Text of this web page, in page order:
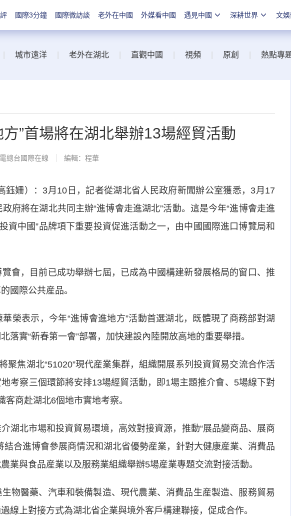
國際3分鐘 國際微訪談 老外在中國 外媒看中國 遇見中國 深耕世界 文
城市遠洋 老外在湖北 直觀中國 視頻 原創 熱點專
”首場將在湖北舉辦13場經貿活動
總台國際在線 編輯：程華
姍）：3月10日，記者從湖北省人民政府新聞辦公室獲悉，3月17
府將在湖北共同主辦“進博會走進湖北”活動。這是今年“進博會走進
資中國”品牌項下重要投資促進活動之一，由中國國際進口博覽局和
，目前已成功舉辦七屆，已成為中國構建新發展格局的窗口、推
國際公共産品。
表示，今年“進博會進地方”活動首選湖北，既體現了商務部對湖
落實“新春第一會”部署，加快建設內陸開放高地的重要舉措。
焦湖北“51020”現代産業集群，組織開展系列投資貿易交流合作活
考察三個環節將安排13場經貿活動，即1場主題推介會、5場線下對
商赴湖北6個地市實地考察。
北市場和投資貿易環境，高效對接資源，推動“展品變商品、展商
結合進博會參展商情況和湖北省優勢産業，針對大健康産業、消費品
業與食品産業以及服務業組織舉辦5場産業專題交流對接活動。
醫藥、汽車和裝備製造、現代農業、消費品生産製造、服務貿易
線上對接方式為湖北省企業與境外客戶構建聯接，促成合作。